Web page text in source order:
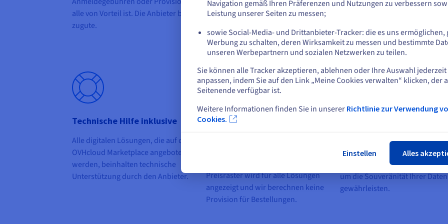
alle von Vorteil ist. Die Anbieter bauen ihre Dienste auf der Infrastruktur von OVHcloud auf. Ihr Erfolg ist also
zugute.
Technische Hilfe inklusive
Alle digitalen Lösungen, die auf dem
OVHcloud Marketplace angeboten
werden, beinhalten technische
Unterstützung durch den Anbieter.
Sichere Zahlung und
Preisraster wird für alle Lösungen
angezeigt und wir berechnen keine
Provision für Bestellungen.
Die User behalten die Kontrolle
ihre Daten. Alle Lösungen
auf der Infrastruktur von
um die Souveränität Ihrer
gewährleisten.
Auf der aktuellen Website bleiben
Eine andere Website wählen
Navigation gemäß Ihren Präferenzen und Nutzungen zu verbessern
Leistung unserer Seiten zu messen;
sowie Social-Media- und Drittanbieter-Tracker: die es uns ermöglichen,
Werbung zu schalten, deren Wirksamkeit zu messen und bestimmte
unseren Werbepartnern und sozialen Netzwerken zu teilen.
Sie können alle Tracker akzeptieren, ablehnen oder Ihre Auswahl jederzeit
anpassen, indem Sie auf den Link „Meine Cookies verwalten“ klicken, der
Seitenende verfügbar ist.
Weitere Informationen finden Sie in unserer Richtlinie zur Verwendung
Cookies.
Einstellen Alles